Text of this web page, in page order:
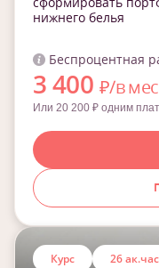
нижнего белья
Беспроцентная
3 400 ₽/в
Или 20 200 ₽ одним
Курс 26